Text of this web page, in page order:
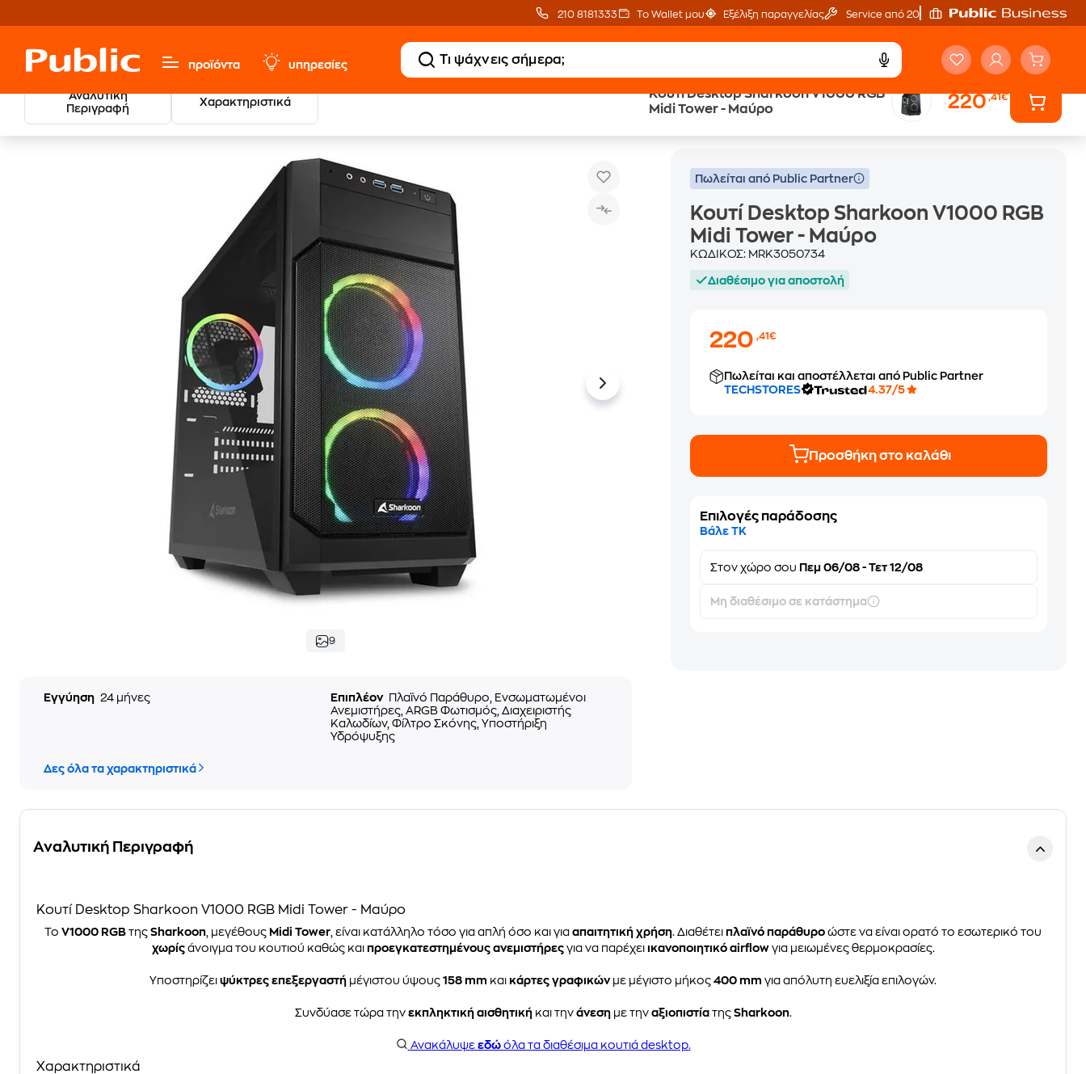
210 8181333 Το Wallet μου Εξέλιξη παραγγελίας Service από 20'
προϊόντα υπηρεσίες
Αναλυτική
Περιγραφή
Χαρακτηριστικά
Κουτί Desktop Sharkoon V1000 RGB
Midi Tower - Μαύρο
220,41€
Υπολογιστές & Περιφερειακά
Κουτί Desktop Sharkoon V1000 RGB Midi Tower - Μαύρο
9
Εγγύηση 24 μήνες Επιπλέον Πλαϊνό Παράθυρο, Ενσωματωμένοι
Ανεμιστήρες, ARGB Φωτισμός, Διαχειριστής
Καλωδίων, Φίλτρο Σκόνης, Υποστήριξη
Υδρόψυξης
Δες όλα τα χαρακτηριστικά
Πωλείται από Public Partner
Κουτί Desktop Sharkoon V1000 RGB
Midi Tower - Μαύρο
ΚΩΔΙΚΟΣ: MRK3050734
Διαθέσιμο για αποστολή
220,41€
Πωλείται και αποστέλλεται από Public Partner
TECHSTORES
4.37/5
Προσθήκη στο καλάθι
Επιλογές παράδοσης
Βάλε ΤΚ
Στονχώρο σου Πεμ 06/08 - Τετ 12/08
Μη διαθέσιμο σε κατάστημα
Αναλυτική Περιγραφή
Κουτί Desktop Sharkoon V1000 RGB Midi Tower - Μαύρο
Το V1000 RGB της Sharkoon , μεγέθους Midi Tower , είναι κατάλληλο τόσο για απλή όσο και για απαιτητική χρήση. Διαθέτει πλαϊνό παράθυρο ώστε να είναι ορατό το εσωτερικό του
χωρίςάνοιγμα του κουτιού καθώς και προεγκατεστημένους ανεμιστήρεςγια να παρέχει ικανοποιητικό airflowγια μειωμένες θερμοκρασίες.
Υποστηρίζει ψύκτρες επεξεργαστή μέγιστου ύψους 158 mm και κάρτες γραφικώνμε μέγιστο μήκος 400 mm για απόλυτη ευελιξία επιλογών.
Συνδύασε τώρα την εκπληκτική αισθητικήκαι την άνεσημε την αξιοπιστίατης Sharkoon.
Ανακάλυψε εδώόλα τα διαθέσιμα κουτιά desktop.
Χαρακτηριστικά